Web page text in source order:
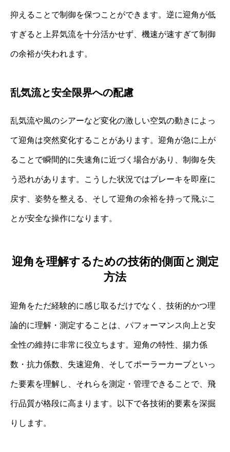
抑えることで制御を保つことができます。逆に迎角が低
すぎると上昇気流を十分活かせず、機速が速すぎて制御
の余裕が失われます。
乱気流と安全限界への配慮
乱気流や風のシアーなど変化の激しい空気の動きによっ
て迎角は突然変化することがあります。迎角が急に上が
ることで瞬間的に失速角に近づく場合があり、制御を失
う恐れがあります。こうした状況ではブレーキを即座に
戻す、姿勢を整える、そして迎角の余裕を持って飛ぶこ
とが安全な操作になります。
迎角を理解するための技術的側面と測定
方法
迎角をただ経験的に感じ取るだけでなく、技術的かつ理
論的に理解・測定することは、パフォーマンス向上と安
全性の維持に非常に役立ちます。迎角の特性、揚力係
数・抗力係数、失速迎角、そしてポーラーカーブといっ
た要素を理解し、それらを測定・管理できることで、飛
行品質が格段に高まります。以下で各技術的要素を深掘
りします。